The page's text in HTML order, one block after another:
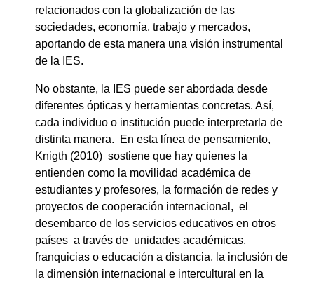
relacionados con la globalización de las
sociedades, economía, trabajo y mercados,
aportando de esta manera una visión instrumental
de la IES.
No obstante, la IES puede ser abordada desde
diferentes ópticas y herramientas concretas. Así,
cada individuo o institución puede interpretarla de
distinta manera. En esta línea de pensamiento,
Knigth (2010) sostiene que hay quienes la
entienden como la movilidad académica de
estudiantes y profesores, la formación de redes y
proyectos de cooperación internacional, el
desembarco de los servicios educativos en otros
países a través de unidades académicas,
franquicias o educación a distancia, la inclusión de
la dimensión internacional e intercultural en la